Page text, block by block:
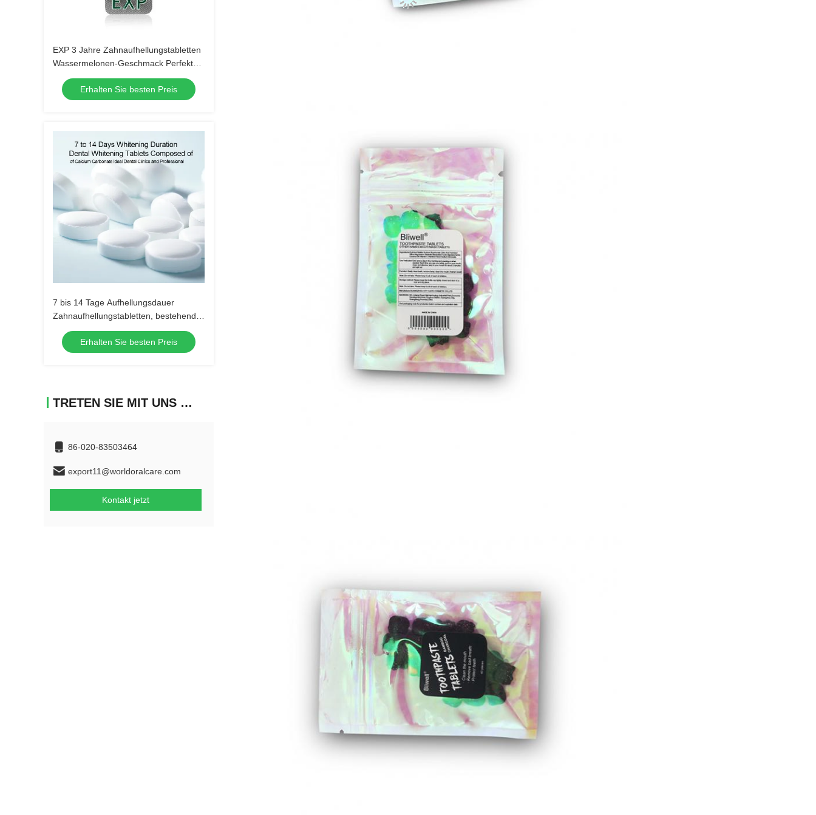
EXP 3 Jahre Zahnaufhellungstabletten
Wassermelonen-Geschmack Perfekt
für Hotel, Reise, Zuhause Natürliche
Inhaltsstoffmischung
Erhalten Sie besten Preis
7 bis 14 Tage Aufhellungsdauer
Zahnaufhellungstabletten, bestehend
aus Calciumcarbonat, ideal für
Zahnkliniken und Profis
Erhalten Sie besten Preis
TRETEN SIE MIT UNS IN VERBINDUNG
86-020-83503464
export11@worldoralcare.com
Kontakt jetzt